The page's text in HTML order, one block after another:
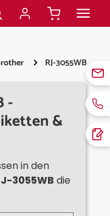
RJ-3055WB
-
&
in den
3055WB die